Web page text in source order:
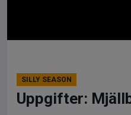
SILLY SEASON
Uppgifter: